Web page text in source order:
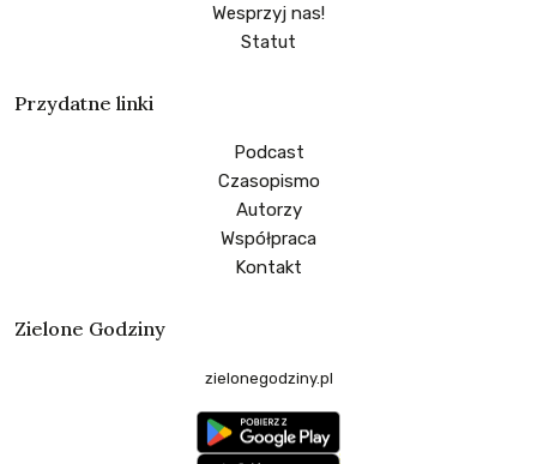
Wesprzyj nas!
Statut
Przydatne linki
Podcast
Czasopismo
Autorzy
Współpraca
Kontakt
Zielone Godziny
zielonegodziny.pl